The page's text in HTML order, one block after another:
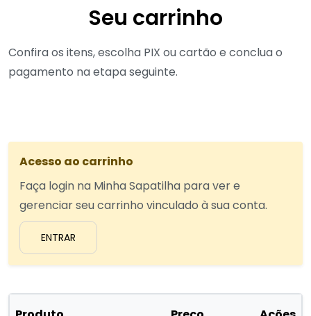
Seu carrinho
Confira os itens, escolha PIX ou cartão e conclua o
pagamento na etapa seguinte.
Acesso ao carrinho
Faça login na Minha Sapatilha para ver e
gerenciar seu carrinho vinculado à sua conta.
ENTRAR